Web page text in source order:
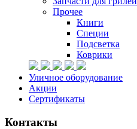
Прочее
Книги
Специи
Подсветка
Коврики
Уличное оборудование
Акции
Сертификаты
Контакты